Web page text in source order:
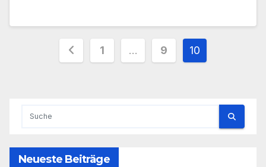
Seitennummerierung
1 … 9 10
Neueste Beiträge